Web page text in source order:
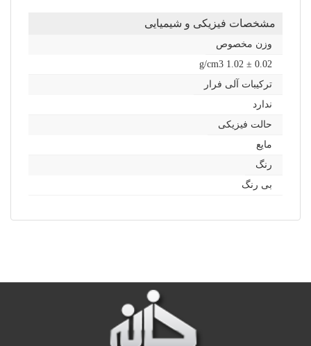
مشخصات فیزیکی و شیمیایی
وزن مخصوص
g/cm3 1.02 ± 0.02
ترکیبات آلی فرار
ندارد
حالت فیزیکی
مایع
رنگ
بی رنگ